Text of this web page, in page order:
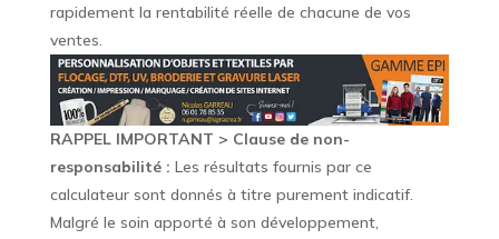
rapidement la rentabilité réelle de chacune de vos
ventes.
RAPPEL IMPORTANT > Clause de non-
responsabilité : Les résultats fournis par ce
calculateur sont donnés à titre purement indicatif.
Malgré le soin apporté à son développement,